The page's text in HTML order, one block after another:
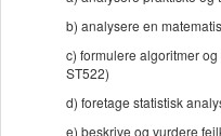
b) analysere en
c) formulere algoritmer
ST522)
d) foretage statistisk
e) beskrive og vurdere